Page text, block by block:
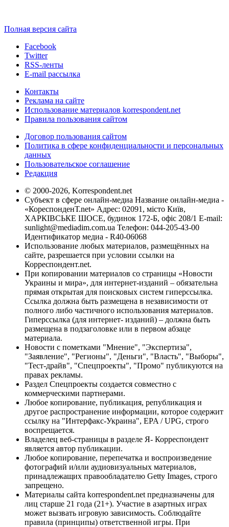
Полная версия сайта
Facebook
Twitter
RSS-ленты
E-mail рассылка
Контакты
Реклама на сайте
Использование материалов korrespondent.net
Правила пользования сайтом
Договор пользования сайтом
Политика в сфере конфиденциальности и персональных
данных
Пользовательское соглашение
Редакция
© 2000-2026, Korrespondent.net
Субъект в сфере онлайн-медиа Название онлайн-медиа -
«КореспонденТ.net» Адрес: 02091, місто Київ,
ХАРКІВСЬКЕ ШОСЕ, будинок 172-Б, офіс 208/1 E-mail:
sunlight@mediadim.com.ua Телефон: 044-205-43-00
Идентификатор медиа - R40-06068
Использование любых материалов, размещённых на
сайте, разрешается при условии ссылки на
Корреспондент.net.
При копировании материалов со страницы «Новости
Украины и мира», для интернет-изданий – обязательна
прямая открытая для поисковых систем гиперссылка.
Ссылка должна быть размещена в независимости от
полного либо частичного использования материалов.
Гиперссылка (для интернет- изданий) – должна быть
размещена в подзаголовке или в первом абзаце
материала.
Новости с пометками "Мнение", "Экспертиза",
"Заявление", "Регионы", "Деньги", "Власть", "Выборы",
"Тест-драйв", "Спецпроекты", "Промо" публикуются на
правах рекламы.
Раздел Спецпроекты создается совместно с
коммерческими партнерами.
Любое копирование, публикация, републикация и
другое распространение информации, которое содержит
ссылку на "Интерфакс-Украина", EPA / UPG, строго
воспрещается.
Владелец веб-страницы в разделе Я- Корреспондент
является автор публикации.
Любое копирование, перепечатка и воспроизведение
фотографий и/или аудиовизуальных материалов,
принадлежащих правообладателю Getty Images, строго
запрещено.
Материалы сайта korrespondent.net предназначены для
лиц старше 21 года (21+). Участие в азартных играх
может вызвать игровую зависимость. Соблюдайте
правила (принципы) ответственной игры. При